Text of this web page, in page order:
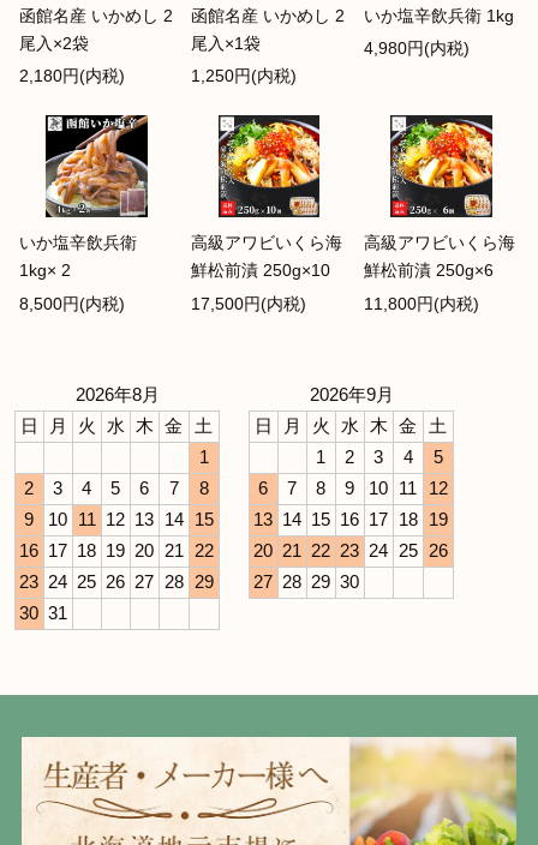
函館名産 いかめし 2
尾入×2袋
2,180円(内税)
函館名産 いかめし 2
尾入×1袋
1,250円(内税)
いか塩辛飲兵衛 1kg
4,980円(内税)
いか塩辛飲兵衛
1kg× 2
8,500円(内税)
高級アワビいくら海
鮮松前漬 250g×10
17,500円(内税)
高級アワビいくら海
鮮松前漬 250g×6
11,800円(内税)
2026年8月
日
月 火 水 木 金
土
1
2
3 4 5 6 7
8
9
10 11 12 13 14
15
16 17 18 19 20 21
22
23 24 25 26 27 28
29
30 31
2026年9月
日
月 火 水 木 金
土
1
2 3 4
5
6
7 8 9 10 11
12
13 14 15 16 17 18
19
20 21 22 23 24 25
26
27 28 29 30